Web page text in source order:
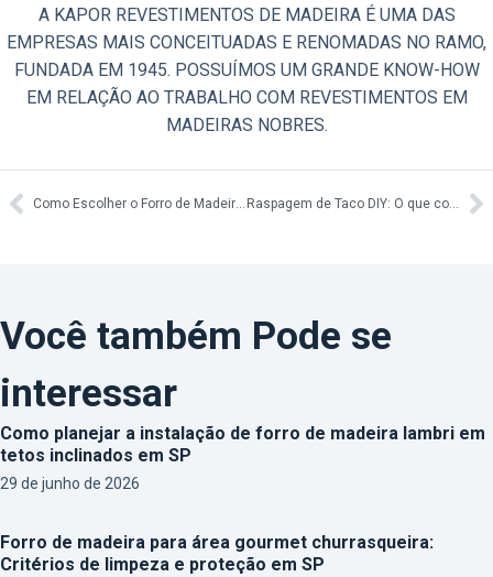
A KAPOR REVESTIMENTOS DE MADEIRA É UMA DAS
EMPRESAS MAIS CONCEITUADAS E RENOMADAS NO RAMO,
FUNDADA EM 1945. POSSUÍMOS UM GRANDE KNOW-HOW
EM RELAÇÃO AO TRABALHO COM REVESTIMENTOS EM
MADEIRAS NOBRES.
Você também Pode se
interessar
Como planejar a instalação de forro de madeira lambri em
tetos inclinados em SP
29 de junho de 2026
Forro de madeira para área gourmet churrasqueira:
Critérios de limpeza e proteção em SP